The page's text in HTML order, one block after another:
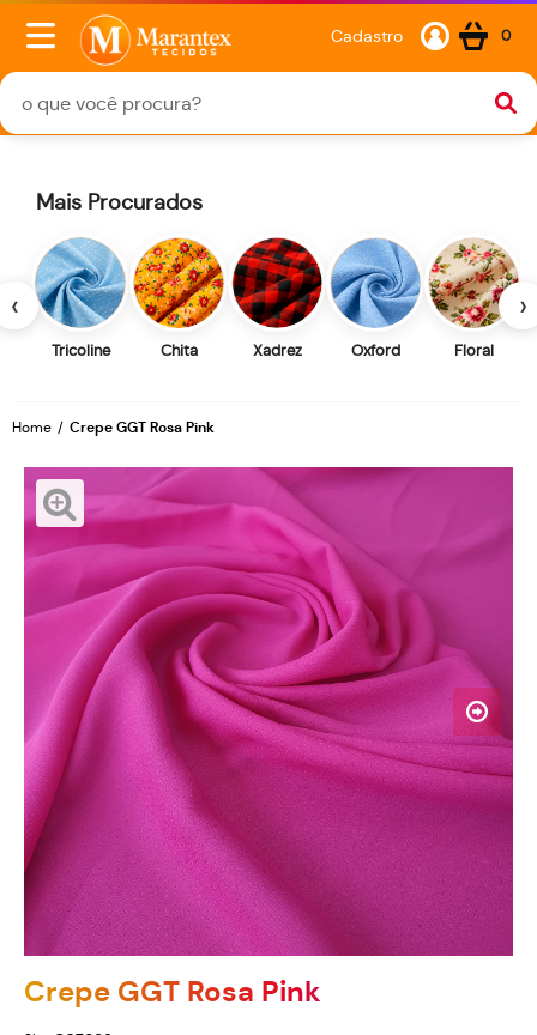
Cadastro 0
‹
Mais Procurados
Tricoline Chita Xadrez Oxford Floral
›
Home Crepe GGT Rosa Pink
Crepe GGT Rosa Pink